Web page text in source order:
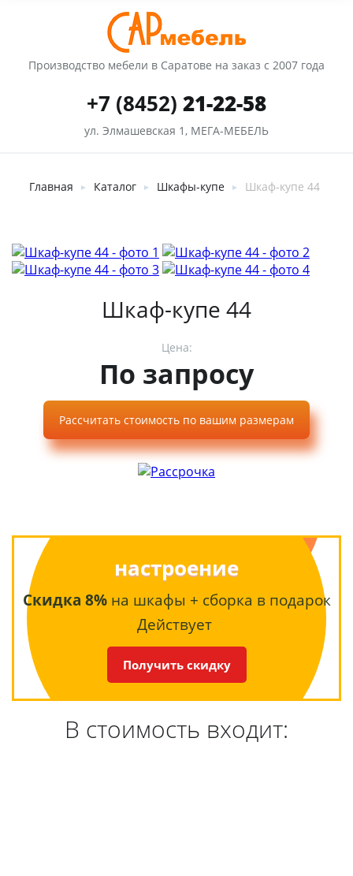
Производство мебели в Саратове на заказ с 2007 года
+7 (8452) 21-22-58
ул. Элмашевская 1, МЕГА-МЕБЕЛЬ
Главная ► Каталог ► Шкафы-купе ► Шкаф-купе 44
Шкаф-купе 44
Цена:
По запросу
Рассчитать стоимость по вашим размерам
настроение
Скидка 8%на шкафы + сборка в подарок
Действует
Получить скидку
В стоимость входит: